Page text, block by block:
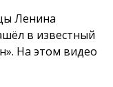
Ленина
в известный
На этом видео